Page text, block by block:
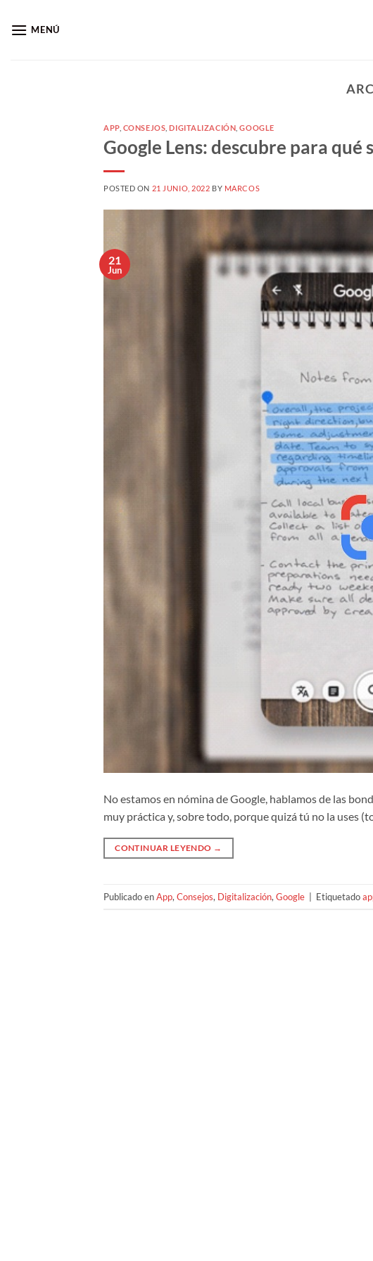
MENÚ
APP, CONSEJOS ,DIGITALIZACIÓN ,GOOGLE
Google Lens: descubre para qué
POSTED ON 21 JUNIO, 2022 BY MARCOS
21
Jun
No estamos en nómina de Google, hablamos de las
muy práctica y, sobre todo, porque quizá tú no la uses
CONTINUAR LEYENDO →
Publicado enApp, Consejos, Digitalización, Google Etiquetado